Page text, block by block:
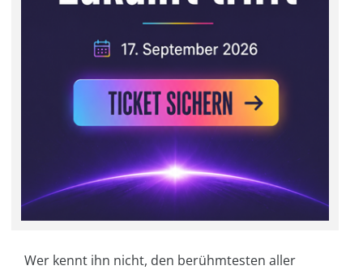
Wer kennt ihn nicht, den berühmtesten aller